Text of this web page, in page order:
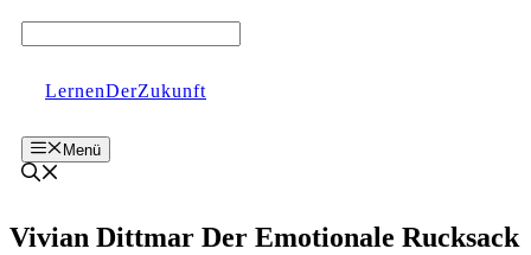
Zum
LernenDerZukunft
Menü
Vivian Dittmar Der Emotionale Rucksack